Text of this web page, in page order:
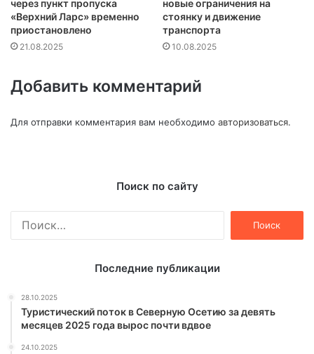
через пункт пропуска
«Верхний Ларс» временно
приостановлено
21.08.2025
новые ограничения на
стоянку и движение
транспорта
10.08.2025
Добавить комментарий
Для отправки комментария вам необходимо авторизоваться.
Поиск по сайту
Последние публикации
28.10.2025
Туристический поток в Северную Осетию за девять
месяцев 2025 года вырос почти вдвое
24.10.2025